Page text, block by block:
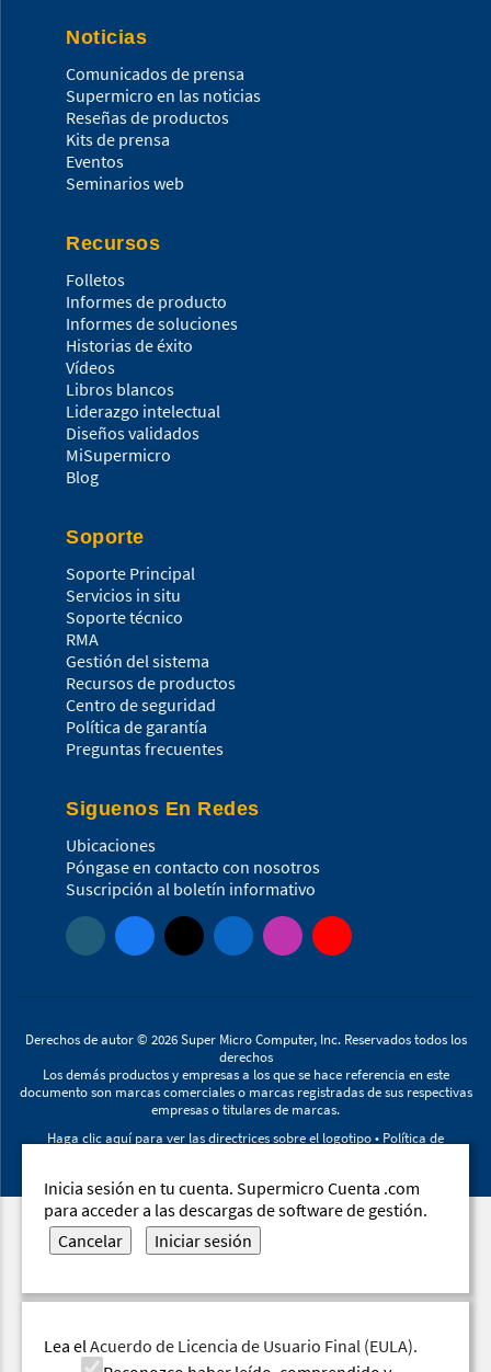
Noticias
Comunicados de prensa
Supermicro en las noticias
Reseñas de productos
Kits de prensa
Eventos
Seminarios web
Recursos
Folletos
Informes de producto
Informes de soluciones
Historias de éxito
Vídeos
Libros blancos
Liderazgo intelectual
Diseños validados
MiSupermicro
Blog
Soporte
Soporte Principal
Servicios in situ
Soporte técnico
RMA
Gestión del sistema
Recursos de productos
Centro de seguridad
Política de garantía
Preguntas frecuentes
Siguenos En Redes
Ubicaciones
Póngase en contacto con nosotros
Suscripción al boletín informativo
Derechos de autor © 2026Super Micro Computer, Inc. Reservados todos los
derechos
Los demás productos y empresas a los que se hace referencia en este
documento son marcas comerciales o marcas registradas de sus respectivas
empresas o titulares de marcas.
Haga clic aquí para ver las directrices sobre el logotipo• Política de
Inicia sesión en tu cuenta. Supermicro Cuenta .com
para acceder a las descargas de software de gestión.
Cancelar
Iniciar sesión
Lea elAcuerdo de Licencia de Usuario Final (EULA).